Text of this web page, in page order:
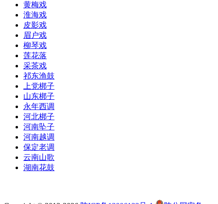
黄梅戏
淮海戏
皮影戏
眉户戏
柳琴戏
莲花落
采茶戏
祁东渔鼓
上党梆子
山东梆子
永年西调
河北梆子
河南坠子
河南越调
保定老调
云南山歌
湖南花鼓